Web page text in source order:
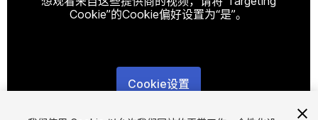
Cookie”的Cookie偏好设置为“是”。
Cookie设置